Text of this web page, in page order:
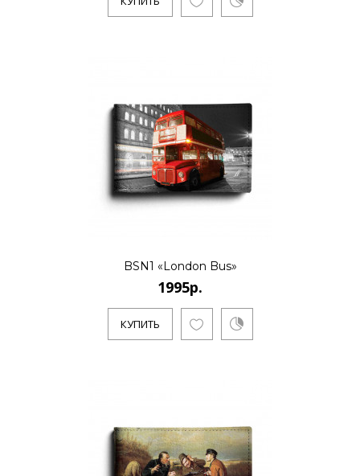
BSN1 «London Bus»
1995р.
КУПИТЬ